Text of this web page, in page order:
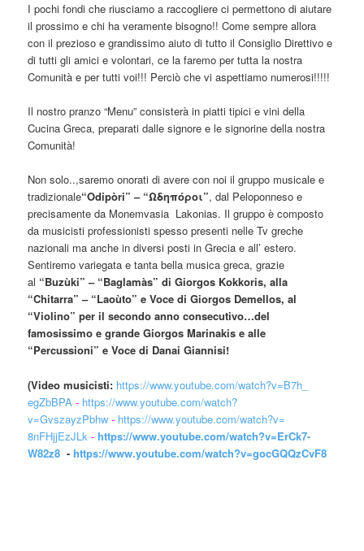
I pochi fondi che riusciamo a raccogliere ci permettono di aiutare
il prossimo e chi ha veramente bisogno!! Come sempre allora
con il prezioso e grandissimo aiuto di tutto il Consiglio Direttivo e
di tutti gli amici e volontari, ce la faremo per tutta la nostra
Comunità e per tutti voi!!! Perciò che vi aspettiamo numerosi!!!!!
Il nostro pranzo “Menu” consisterà in piatti tipici e vini della
Cucina Greca, preparati dalle signore e le signorine della nostra
Comunità!
Non solo..,saremo onorati di avere con noi il gruppo musicale e
tradizionale“Odipòri” – “Ωδηπόροι”, dal Peloponneso e
precisamente da Monemvasia Lakonias. Il gruppo è composto
da musicisti professionisti spesso presenti nelle Tv greche
nazionali ma anche in diversi posti in Grecia e all’ estero.
Sentiremo variegata e tanta bella musica greca, grazie
al “Buzùki” – “Baglamàs” di Giorgos Kokkoris, alla
“Chitarra” – “Laoùto” e Voce di Giorgos Demellos, al
“Violino” per il secondo anno consecutivo…del
famosissimo e grande Giorgos Marinakis e alle
“Percussioni” e Voce di Danai Giannisi!
(Video musicisti: https://www.youtube.com/watch?v=B7h_
egZbBPA - https://www.youtube.com/watch?
v=GvszayzPbhw - https://www.youtube.com/watch?v=
8nFHjjEzJLk -https://www.youtube.com/watch?v=ErCk7-
W82z8 -https://www.youtube.com/watch?v=gocGQQzCvF8